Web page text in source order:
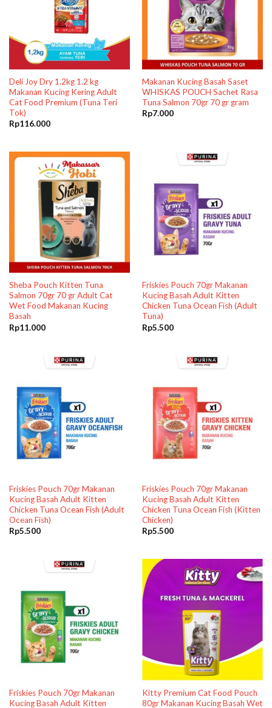
Deli Joy Dry 1.2kg 1.2 kg
Makanan Kucing Kering Adult
Cat Food Premium (Tuna Teri
Tok)
Rp116.000
Makanan Kucing Basah Saset
WHISKAS POUCH Sachet Rasa
Tuna Salmon 70gr 70 gr gram
Rp7.000
Sheba Pouch Kitten Tuna
Salmon 70gr 70 gr Adult Cat
Wet Food Makanan Kucing
Basah
Rp11.000
Friskies Pouch 70gr Makanan
Kucing Basah Adult Kitten
Chicken Tuna Ocean Fish (Adult
Tuna)
Rp5.500
Friskies Pouch 70gr Makanan
Kucing Basah Adult Kitten
Chicken Tuna Ocean Fish (Adult
Ocean Fish)
Rp5.500
Friskies Pouch 70gr Makanan
Kucing Basah Adult Kitten
Chicken Tuna Ocean Fish (Kitten
Chicken)
Rp5.500
Friskies Pouch 70gr Makanan
Kucing Basah Adult Kitten
Kitty Premium Cat Food Pouch
80gr Makanan Kucing Basah Wet